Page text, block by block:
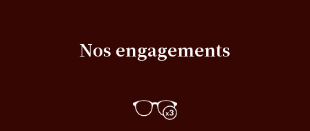
Nos engagements